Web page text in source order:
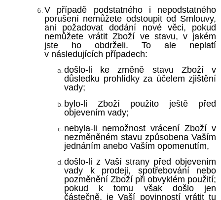
V případě podstatného i nepodstatného
porušení nemůžete odstoupit od Smlouvy,
ani požadovat dodání nové věci, pokud
nemůžete vrátit Zboží ve stavu, v jakém
jste ho obdrželi. To ale neplatí
v následujících případech:
došlo-li ke změně stavu Zboží v
důsledku prohlídky za účelem zjištění
vady;
bylo-li Zboží použito ještě před
objevením vady;
nebyla-li nemožnost vrácení Zboží v
nezměněném stavu způsobena Vaším
jednáním anebo Vaším opomenutím,
došlo-li z Vaší strany před objevením
vady k prodeji, spotřebování nebo
pozměnění Zboží při obvyklém použití;
pokud k tomu však došlo jen
částečně, je Vaší povinností vrátit tu